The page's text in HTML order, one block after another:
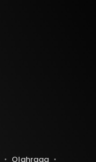
Olahraga